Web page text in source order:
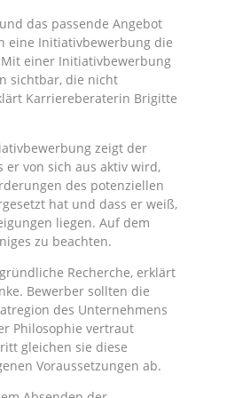
das passende Angebot
eine Initiativbewerbung die
einer Initiativbewerbung
sichtbar, die nicht
Karriereberaterin Brigitte
zeigt der
er von sich aus aktiv wird,
des potenziellen
hat und dass er weiß,
liegen. Auf dem
zu beachten.
Recherche, erklärt
Bewerber sollten die
des Unternehmens
Philosophie vertraut
gleichen sie diese
Voraussetzungen ab.